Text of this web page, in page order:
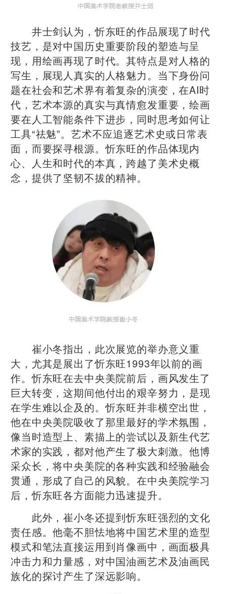
井士剑认为，忻东旺的作品展现了时代
技艺，是对中国历史重要阶段的塑造与呈
现，用绘画再现了时代。其特点是对人格的
写生，展现人真实的人格魅力。当下身份问
题在社会和艺术界有着复杂的演变，在AI时
代，艺术本源的真实与真情愈发重要，绘画
要在人工智能条件下进步，同时思考如何让
工具“祛魅”。艺术不应追逐艺术史或日常表
面，而要探寻根源。忻东旺的作品体现内
心、人生和时代的本真，跨越了美术史概
念，提供了坚韧不拔的精神。
崔小冬指出，此次展览的举办意义重
大，尤其是展出了忻东旺1993年以前的画
作。忻东旺在去中央美院前后，画风发生了
巨大转变，这期间他付出的艰辛努力，是现
在学生难以企及的。忻东旺并非横空出世，
他在中央美院吸收了那里最好的学术氛围，
像当时造型上、素描上的尝试以及新生代艺
术家的实践，都对他产生了极大刺激。他博
采众长，将中央美院的各种实践和经验融会
贯通，形成了自己的风貌。在中央美院学习
后，忻东旺各方面能力迅速提升。
此外，崔小冬还提到忻东旺强烈的文化
责任感。他毫不胆怯地将中国艺术里的造型
模式和笔法直接运用到肖像画中，画面极具
冲击力和力量感，对中国油画艺术及油画民
族化的探讨产生了深远影响。